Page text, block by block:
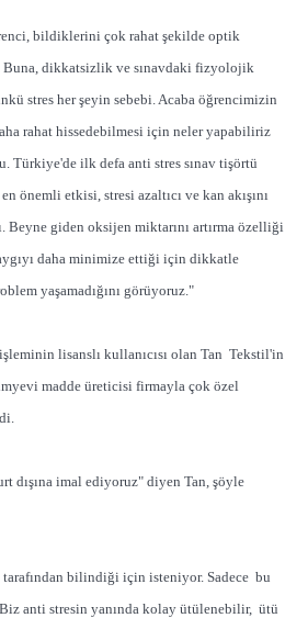
bildiklerini çok rahat şekilde optik
Buna, dikkatsizlik ve sınavdaki fizyolojik
stres her şeyin sebebi. Acaba öğrencimizin
rahat hissedebilmesi için neler yapabiliriz
Türkiye'de ilk defa anti stres sınav tişörtü
önemli etkisi, stresi azaltıcı ve kan akışını
Beyne giden oksijen miktarını artırma özelliği
daha minimize ettiği için dikkatle
yaşamadığını görüyoruz."
lisanslı kullanıcısı olan Tan Tekstil'in
madde üreticisi firmayla çok özel
dışına imal ediyoruz" diyen Tan, şöyle
tarafından bilindiği için isteniyor. Sadece bu
anti stresin yanında kolay ütülenebilir, ütü